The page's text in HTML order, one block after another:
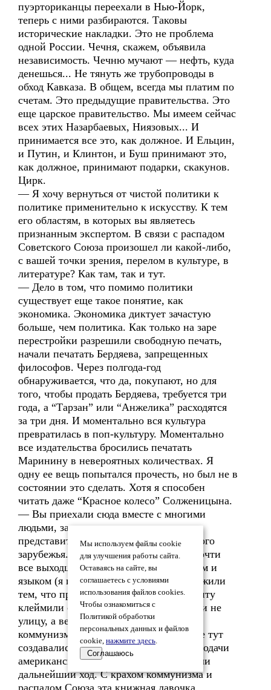
пуэрториканцы переехали в Нью-Йорк,
теперь с ними разбираются. Таковы
исторические накладки. Это не проблема
одной России. Чечня, скажем, объявила
независимость. Чечню мучают — нефть, куда
денешься... Не тянуть же трубопроводы в
обход Кавказа. В общем, всегда мы платим по
счетам. Это предыдущие правительства. Это
еще царское правительство. Мы имеем сейчас
всех этих Назарбаевых, Ниязовых... И
принимается все это, как должное. И Ельцин,
и Путин, и Клинтон, и Буш принимают это,
как должное, принимают подарки, скакунов.
Цирк.
— Я хочу вернуться от чистой политики к
политике применительно к искусству. К тем
его областям, в которых вы являетесь
признанным экспертом. В связи с распадом
Советского Союза произошел ли какой-либо,
с вашей точки зрения, перелом в культуре, в
литературе? Как там, так и тут.
— Дело в том, что помимо политики
существует еще такое понятие, как
экономика. Экономика диктует зачастую
больше, чем политика. Как только на заре
перестройки разрешили свободную печать,
начали печатать Бердяева, запрещенных
философов. Через полгода-год
обнаруживается, что да, покупают, но для
того, чтобы продать Бердяева, требуется три
года, а “Тарзан” или “Анжелика” расходятся
за три дня. И моментально вся культура
превратилась в поп-культуру. Моментально
все издательства бросились печатать
Маринину в невероятных количествах. Я
одну ее вещь попытался прочесть, но был не в
состоянии это сделать. Хотя я способен
читать даже “Красное колесо” Солженицына.
— Вы приехали сюда вместе с многими
людьми, заслужившими громкие имена
представителей культуры русскоязычного
зарубежья. Тогда, в 70-е и 80-е годы, почти
все выходцы из СССР, кто владел пером и
языком (я имею в виду русский язык), жили
тем, что применительно к своему таланту
клеймили свой бывший адрес. Не дом и не
улицу, а весь Советский Союз плюс
коммунизм, как таковой. На этой почве тут
создавались произведения, которые с подачи
американского истеблишмента получали
дальнейший ход. С крахом коммунизма и
распадом Союза эта книжная лавочка
Мы используем файлы cookie
для улучшения работы сайта.
Оставаясь на сайте, вы
соглашаетесь с условиями
использования файлов cookies.
Чтобы ознакомиться с
Политикой обработки
персональных данных и файлов
cookie, нажмите здесь.
Соглашаюсь